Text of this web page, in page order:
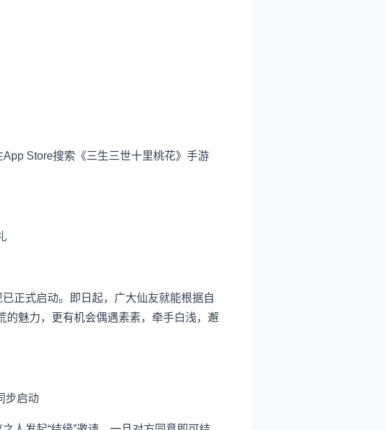
Store搜索《三生三世十里桃花》手游
正式启动。即日起，广大仙友就能根据自
的魅力，更有机会偶遇素素，牵手白浅，邂
步启动